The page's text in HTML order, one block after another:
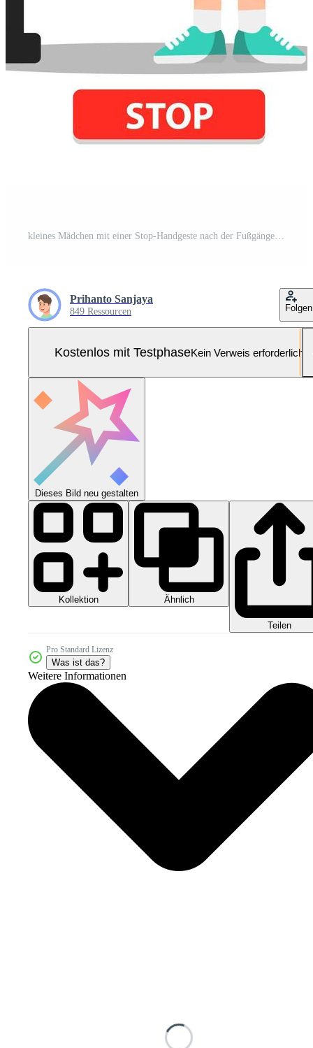
kleines Mädchen mit einer Stop-Handgeste nach der Fußgängerampel Pro-Vektor und Pro-SVG
Prihanto Sanjaya
849 Ressourcen Folgen
Kostenlos mit TestphaseKein Verweis erforderlich
Dieses Bild neu gestalten
Kollektion Ähnlich
Teilen
Pro Standard Lizenz
Was ist das?
Weitere Informationen